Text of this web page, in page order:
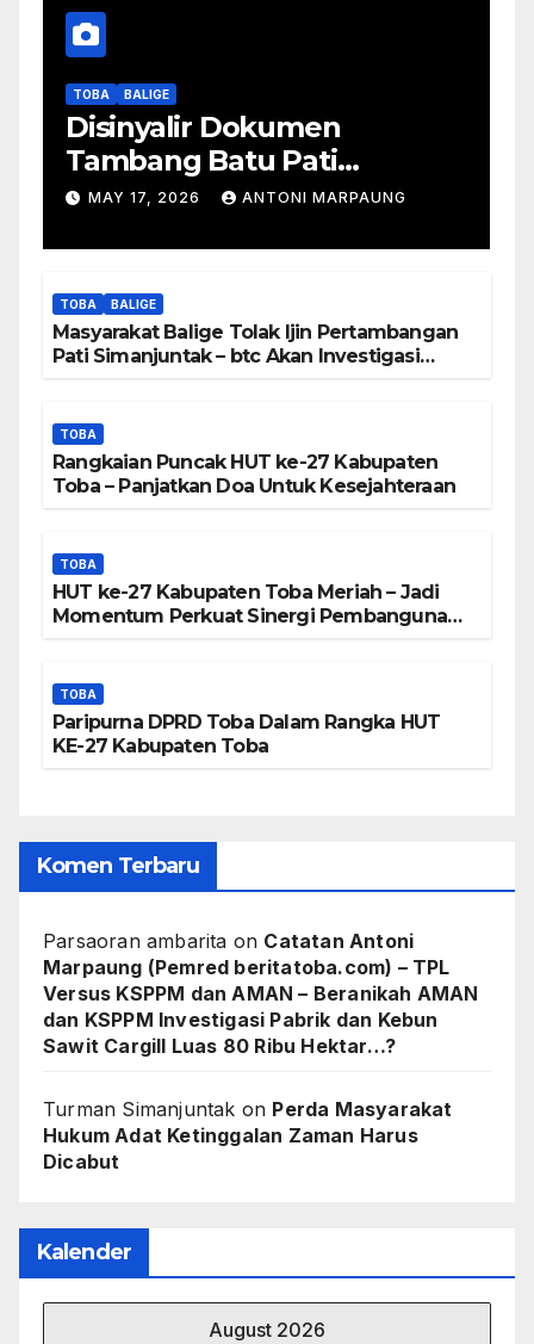
TOBA BALIGE
Disinyalir Dokumen
Tambang Batu Pati
Simanjuntak Palsu – Jerry
Berada Di DTA – Frengki
Pardede : Kami Tidak Miliki
Peta DTA – Tanda Tangan
Masyarakat Diduga
MAY 17, 2026 ANTONI MARPAUNG
TOBA BALIGE
Masyarakat Balige Tolak Ijin Pertambangan
Pati Simanjuntak – btc Akan Investigasi
TOBA
Rangkaian Puncak HUT ke-27 Kabupaten
Toba – Panjatkan Doa Untuk Kesejahteraan
TOBA
HUT ke-27 Kabupaten Toba Meriah – Jadi
Momentum Perkuat Sinergi Pembangunan
TOBA
Paripurna DPRD Toba Dalam Rangka HUT
KE-27 Kabupaten Toba
Komen Terbaru
Parsaoran ambarita on Catatan Antoni
Marpaung (Pemred beritatoba.com) – TPL
Versus KSPPM dan AMAN – Beranikah AMAN
dan KSPPM Investigasi Pabrik dan Kebun
Sawit Cargill Luas 80 Ribu Hektar…?
Turman Simanjuntak on Perda Masyarakat
Hukum Adat Ketinggalan Zaman Harus
Dicabut
Kalender
August 2026